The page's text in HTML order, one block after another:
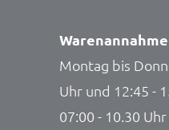
Montag bis
Uhr und 12:45 -
07:00 - 10.30 Uhr